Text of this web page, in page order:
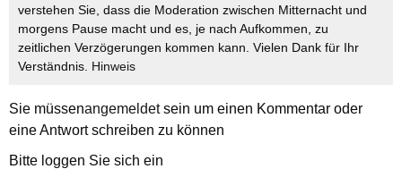
verstehen Sie, dass die Moderation zwischen Mitternacht und
morgens Pause macht und es, je nach Aufkommen, zu
zeitlichen Verzögerungen kommen kann. Vielen Dank für Ihr
Verständnis. Hinweis
Sie müssenangemeldetsein um einen Kommentar oder
eine Antwort schreiben zu können
Bitte loggen Sie sich ein